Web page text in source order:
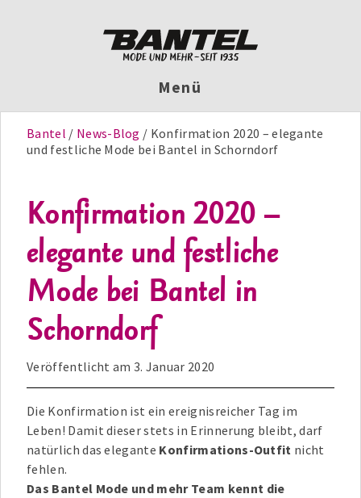
Menü
Bantel News-Blog
Konfirmation 2020 – elegante
und festliche Mode bei Bantel in Schorndorf
Konfirmation 2020 –
elegante und festliche
Mode bei Bantel in
Schorndorf
Veröffentlicht am 3. Januar 2020
Die Konfirmation ist ein ereignisreicher Tag im
Leben! Damit dieser stets in Erinnerung bleibt, darf
natürlich das elegante Konfirmations-Outfit nicht
fehlen.
Das Bantel Mode und mehr Team kennt die